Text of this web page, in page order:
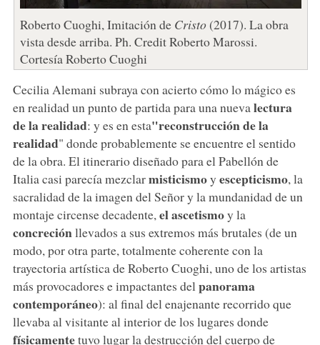
Roberto Cuoghi, Imitación de Cristo(2017). La obra
vista desde arriba. Ph. Credit Roberto Marossi.
Cortesía Roberto Cuoghi
Cecilia Alemani subraya con acierto cómo lo mágico es
en realidad un punto de partida para una nueva lectura
de la realidad: y es en esta"reconstrucción de la
realidad" donde probablemente se encuentre el sentido
de la obra. El itinerario diseñado para el Pabellón de
Italia casi parecía mezclarmisticismoy escepticismo, la
sacralidad de la imagen del Señor y la mundanidad de un
montaje circense decadente, el ascetismoy la
concreciónllevados a sus extremos más brutales (de un
modo, por otra parte, totalmente coherente con la
trayectoria artística de Roberto Cuoghi, uno de los artistas
más provocadores e impactantes del panorama
contemporáneo): al final del enajenante recorrido que
llevaba al visitante al interior de los lugares donde
físicamentetuvo lugar la destrucción del cuerpo de